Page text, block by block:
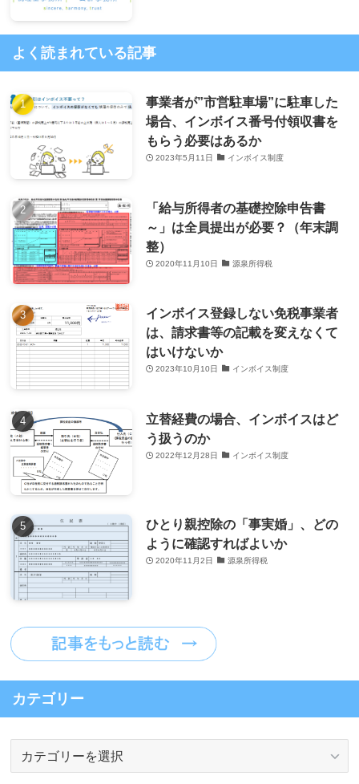
よく読まれている記事
事業者が”市営駐車場”に駐車した
場合、インボイス番号付領収書を
もらう必要はあるか
2023年5月11日 インボイス制度
「給与所得者の基礎控除申告書
～」は全員提出が必要？（年末調
整）
2020年11月10日 源泉所得税
インボイス登録しない免税事業者
は、請求書等の記載を変えなくて
はいけないか
2023年10月10日 インボイス制度
立替経費の場合、インボイスはど
う扱うのか
2022年12月28日 インボイス制度
ひとり親控除の「事実婚」、どの
ように確認すればよいか
2020年11月2日 源泉所得税
カテゴリー